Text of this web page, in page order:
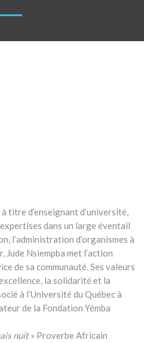
titre d’enseignant d’université,
dans un large éventail
l’administration d’organismes à
Nsiempba met l’action
de sa communauté. Ses valeurs
la solidarité et la
à l’Université du Québec à
de la Fondation Yémba
nuit» Proverbe Africain